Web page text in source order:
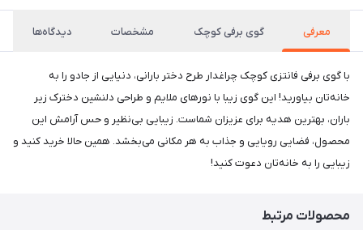
معرفی گوی برفی کوچک مشخصات دیدگاه‌ها
با گوی برفی فانتزی کوچک چراغدار طرح دختر بارانی، دنیایی از جادو را به
خانه‌تان بیاورید! این گوی زیبا با نورهای ملایم و طراحی دلنشین دخترک زیر
باران، بهترین هدیه برای عزیزان شماست. زیبایی بی‌نظیر و حس آرامش این
محصول، فضایی رویایی و جذاب به هر مکانی می‌بخشد. همین حالا خرید کنید و
زیبایی را به خانه‌تان دعوت کنید!
محصولات مرتبط